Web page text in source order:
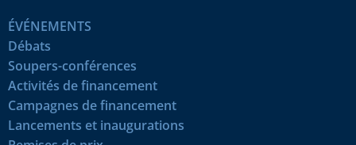
ÉVÉNEMENTS
Débats
Soupers-conférences
Activités de financement
Campagnes de financement
Lancements et inaugurations